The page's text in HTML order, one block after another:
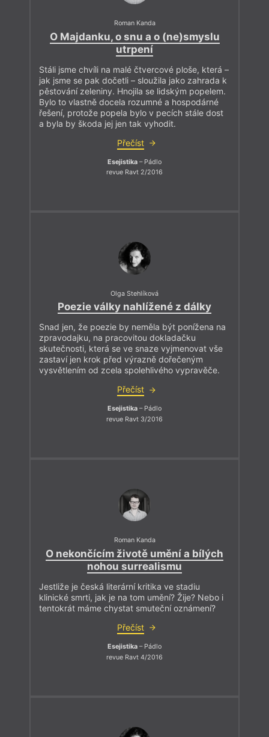
Roman Kanda
O Majdanku, o snu a o (ne)smyslu
utrpení
Stáli jsme chvíli na malé čtvercové ploše, která –
jak jsme se pak dočetli – sloužila jako zahrada k
pěstování zeleniny. Hnojila se lidským popelem.
Bylo to vlastně docela rozumné a hospodárné
řešení, protože popela bylo v pecích stále dost
a byla by škoda jej jen tak vyhodit.
Přečíst
Esejistika – Pádlo
revue Ravt 2/2016
Olga Stehlíková
Poezie války nahlížené z dálky
Snad jen, že poezie by neměla být ponížena na
zpravodajku, na pracovitou dokladačku
skutečnosti, která se ve snaze vyjmenovat vše
zastaví jen krok před výrazně dořečeným
vysvětlením od zcela spolehlivého vypravěče.
Přečíst
Esejistika – Pádlo
revue Ravt 3/2016
Roman Kanda
O nekončícím životě umění a bílých
nohou surrealismu
Jestliže je česká literární kritika ve stadiu
klinické smrti, jak je na tom umění? Žije? Nebo i
tentokrát máme chystat smuteční oznámení?
Přečíst
Esejistika – Pádlo
revue Ravt 4/2016